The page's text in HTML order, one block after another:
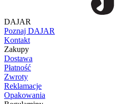
DAJAR
Poznaj DAJAR
Kontakt
Zakupy
Dostawa
Płatność
Zwroty
Reklamacje
Opakowania